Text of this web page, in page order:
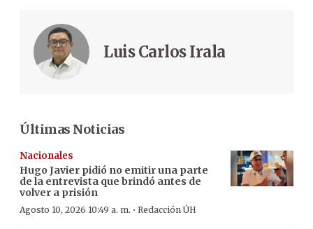
Luis Carlos Irala
Últimas Noticias
Nacionales
Hugo Javier pidió no emitir una parte
de la entrevista que brindó antes de
volver a prisión
Agosto 10, 2026 10:49 a. m. · Redacción ÚH